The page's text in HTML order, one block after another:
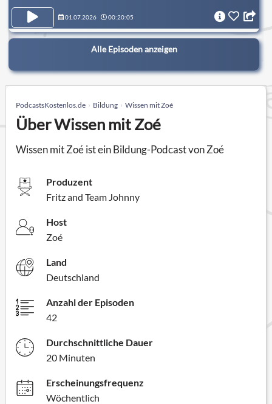
01.07.2026 00:20:05
Alle Episoden anzeigen
PodcastsKostenlos.de Bildung Wissen mit Zoé
Über Wissen mit Zoé
Wissen mit Zoé ist ein Bildung-Podcast von Zoé
Produzent
Fritz and Team Johnny
Host
Zoé
Land
Deutschland
Anzahl der Episoden
42
Durchschnittliche Dauer
20 Minuten
Erscheinungsfrequenz
Wöchentlich